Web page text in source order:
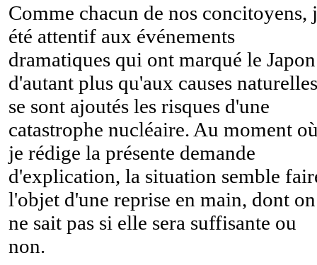
Comme chacun de nos concitoyens,
été attentif aux événements
dramatiques qui ont marqué le
d'autant plus qu'aux causes naturelles
se sont ajoutés les risques d'une
catastrophe nucléaire. Au moment
je rédige la présente demande
d'explication, la situation semble
l'objet d'une reprise en main, dont on
ne sait pas si elle sera suffisante ou
non.